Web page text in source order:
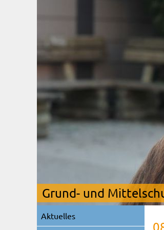
Grund- und
Navigation
überspringen
Aktuelles